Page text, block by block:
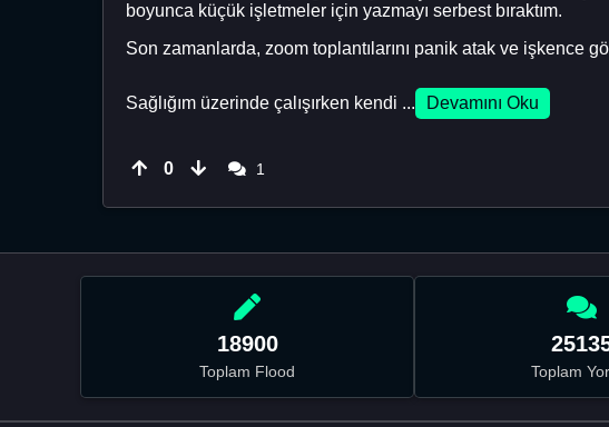
boyunca küçük işletmeler için yazmayı serbest bıraktım.
Son zamanlarda, zoom toplantılarını panik atak ve işkence
Sağlığım üzerinde çalışırken kendi ... Devamını Oku
0 1
18900
Toplam Flood Toplam